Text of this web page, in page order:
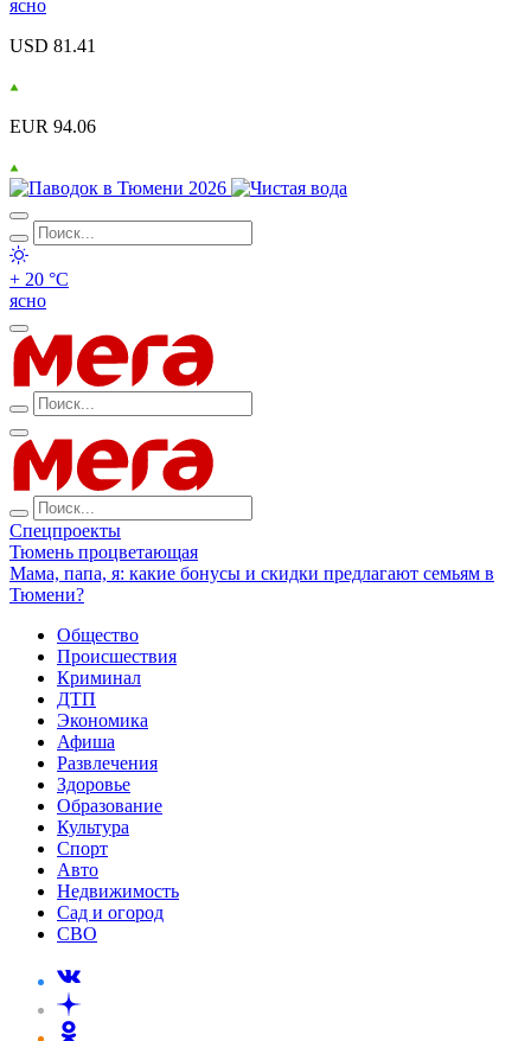
ясно
USD 81.41
EUR 94.06
+ 20 °С
ясно
Спецпроекты
Тюмень процветающая
Мама, папа, я: какие бонусы и скидки предлагают семьям в
Тюмени?
Общество
Происшествия
Криминал
ДТП
Экономика
Афиша
Развлечения
Здоровье
Образование
Культура
Спорт
Авто
Недвижимость
Сад и огород
СВО